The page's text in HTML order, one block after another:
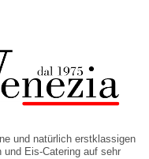
und natürlich erstklassigen
Eis-Catering auf sehr